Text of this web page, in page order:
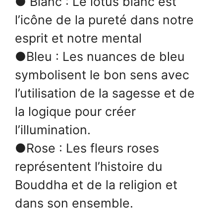
l’icône de la pureté dans notre
esprit et notre mental
●Bleu : Les nuances de bleu
symbolisent le bon sens avec
l’utilisation de la sagesse et de
la logique pour créer
l’illumination.
●Rose : Les fleurs roses
représentent l’histoire du
Bouddha et de la religion et
dans son ensemble.